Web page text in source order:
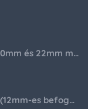
Keskenyített bőr óraszíj – 20mm és 22mm méretben
Krokodil mintás bőr óraszíj (12mm-es befogóval rendelkező órához)